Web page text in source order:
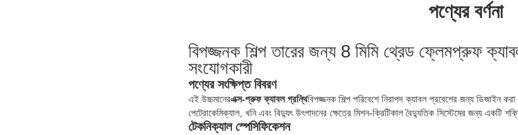
পণ্যের বর্ণনা
বিপজ্জনক শিল্প তারের জন্য 8 মিমি থ্রেড ফ্লেমপ্রুফ
সংযোগকারী
পণ্যের সংক্ষিপ্ত বিবরণ
এই উচ্চমানেরএক্স-প্রুফ ক্যাবল গ্রন্থিবিপজ্জনক শিল্প পরিবেশে নিরাপদ ক্যাবল প্রবেশের জন্য ডিজাইন করা
পেট্রোকেমিক্যাল, খনি এবং বিদ্যুৎ উৎপাদনের ক্ষেত্রে মিশন-ক্রিটিকাল বৈদ্যুতিক সিস্টেমের জন্য একটি
টেকনিক্যাল স্পেসিফিকেশন